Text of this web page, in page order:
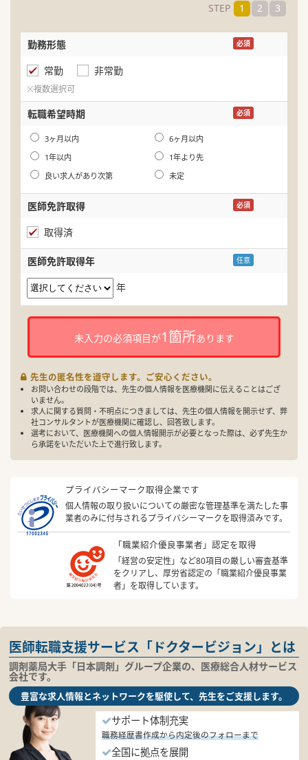
STEP 1 2 3
勤務形態 必須
常勤 非常勤
※複数選択可
転職希望時期 必須
3ヶ月以内
6ヶ月以内
1年以内
1年より先
良い求人があり次第
未定
医師免許取得 必須
取得済
医師免許取得年 任意
年
未入力の必須項目が1箇所あります
先生の匿名性を遵守します。ご安心ください。
お問い合わせの段階では、先生の個人情報を医療機関に伝えることはござ
いません。
求人に関する質問・不明点につきましては、先生の個人情報を開示せず、弊
社コンサルタントが医療機関に確認し、回答致します。
選考において、医療機関への個人情報開示が必要となった際は、必ず先生か
ら承諾をいただいた上で進行致します。
プライバシーマーク取得企業です
個人情報の取り扱いについての厳密な管理基準を満たした事
業者のみに付与されるプライバシーマークを取得済みです。
「職業紹介優良事業者」認定を取得
「経営の安定性」など80項目の厳しい審査基準
をクリアし、厚労省認定の「職業紹介優良事業
者」を取得しています。
医師転職支援サービス「ドクタービジョン」とは
調剤薬局大手「日本調剤」グループ企業の、医療総合人材サービス
会社です。
豊富な求人情報とネットワークを駆使して、先生をご支援します。
サポート体制充実
職務経歴書作成から内定後のフォローまで
全国に拠点を展開